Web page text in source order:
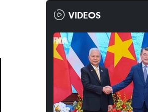
VIDEOS